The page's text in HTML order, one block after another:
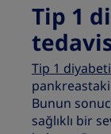
Tip 1
Tip 1 diyabeti
pankreastaki
Bunun
sağlıklı bir